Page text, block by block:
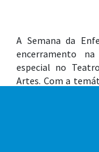
A Semana da
encerramento
especial no
Artes. Com a